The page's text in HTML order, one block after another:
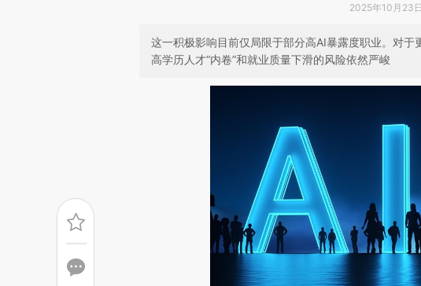
2025年10月23
这一积极影响目前仅局限于部分高AI暴露度职业。对于
高学历人才“内卷”和就业质量下滑的风险依然严峻